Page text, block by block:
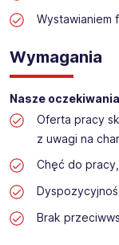
budowlanym
Wystawianiem
Wymagania
Nasze
Oferta pracy
z uwagi na
Chęć do
Brak